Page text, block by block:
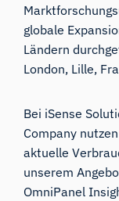
globale
Ländern
London, Lille,
Bei iSense
Company
aktuelle
unserem
OmniPanel